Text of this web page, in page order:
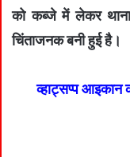
को कब्जे में लेकर थाना
चिंताजनक बनी हुई है।
व्हाट्सप्प